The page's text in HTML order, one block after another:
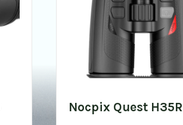
Nocpix Quest H35R